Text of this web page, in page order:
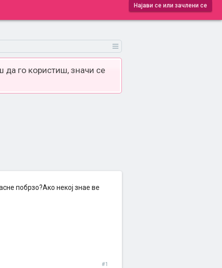
Најави се или зачлени се
го користиш, значи се
побрзо?Ако некој знае ве
#1